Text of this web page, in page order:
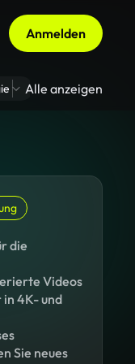
Anmelden
Zoom Virtuelle
Alle anzeigen
die
Videos
4K- und
Sie neues